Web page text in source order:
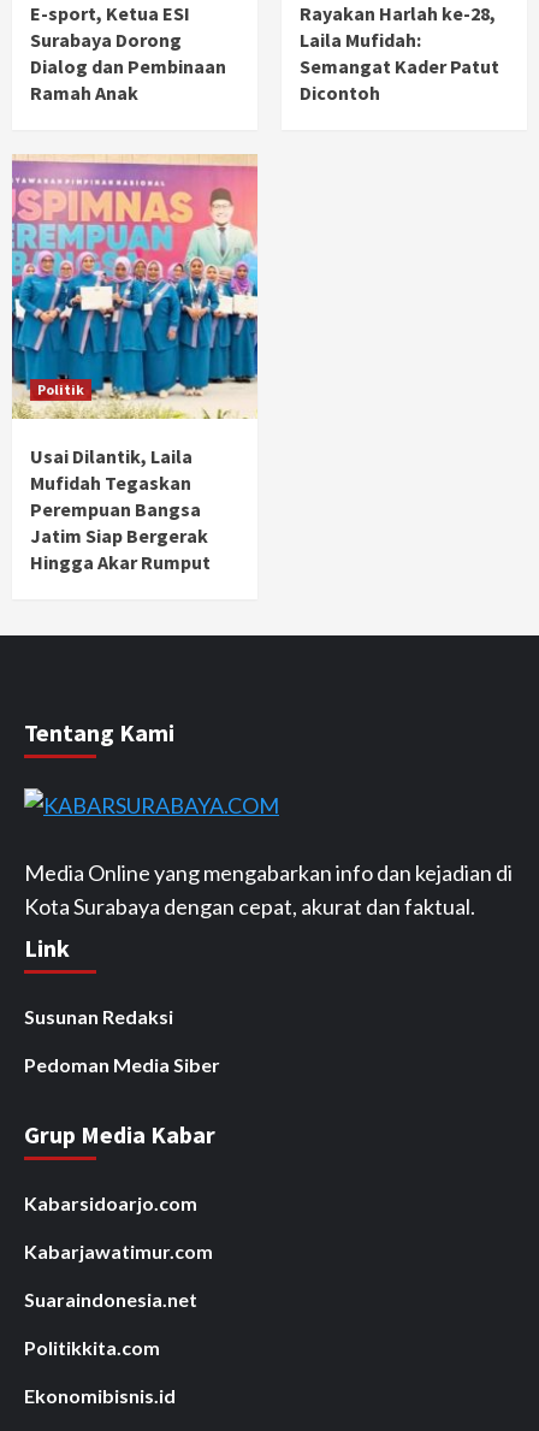
E-sport, Ketua ESI
Surabaya Dorong
Dialog dan Pembinaan
Ramah Anak
Rayakan Harlah ke-28,
Laila Mufidah:
Semangat Kader Patut
Dicontoh
Politik
Usai Dilantik, Laila
Mufidah Tegaskan
Perempuan Bangsa
Jatim Siap Bergerak
Hingga Akar Rumput
Tentang Kami
Media Online yang mengabarkan info dan kejadian di
Kota Surabaya dengan cepat, akurat dan faktual.
Link
Susunan Redaksi
Pedoman Media Siber
Grup Media Kabar
Kabarsidoarjo.com
Kabarjawatimur.com
Suaraindonesia.net
Politikkita.com
Ekonomibisnis.id